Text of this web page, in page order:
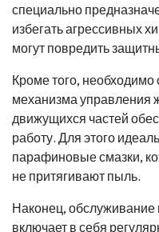
специально
избегать агрессивных
могут повредить
Кроме того, необходимо
механизма управления
движущихся частей
работу. Для этого
парафиновые смазки,
не притягивают пыль.
Наконец, обслуживание
включает в себя